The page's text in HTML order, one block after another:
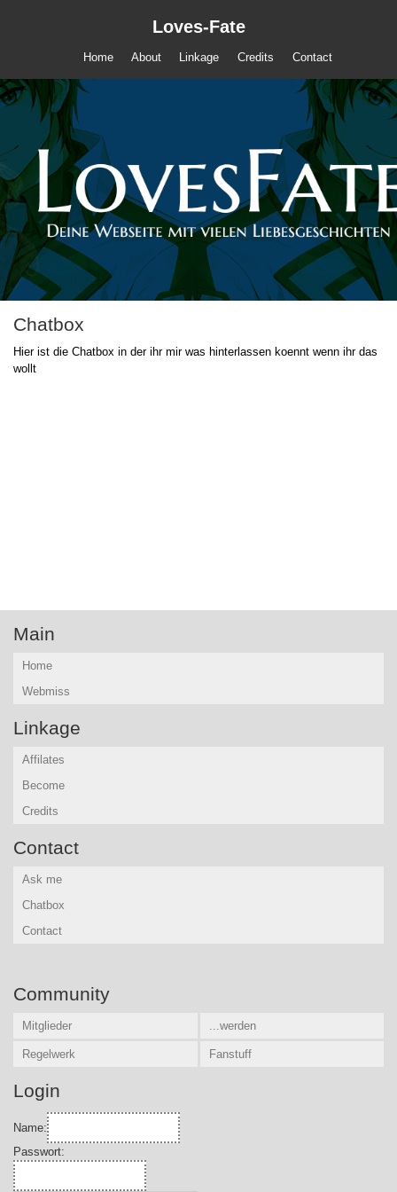
Loves-Fate
Home About Linkage Credits Contact
Main
Home
Webmiss
Linkage
Affilates
Become
Credits
Contact
Ask me
Chatbox
Contact
Chatbox
Hier ist die Chatbox in der ihr mir was hinterlassen koennt wenn ihr das
wollt
Community
Mitglieder ...werden
Regelwerk Fanstuff
Login
Name:
Passwort: